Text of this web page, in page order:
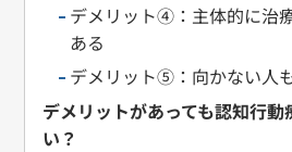
デメリット④：主体的に治
ある
デメリット⑤：向かない人
デメリットがあっても認知行
い？